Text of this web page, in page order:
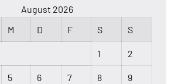
August 2026
M D F S S
1 2
5 6 7 8 9